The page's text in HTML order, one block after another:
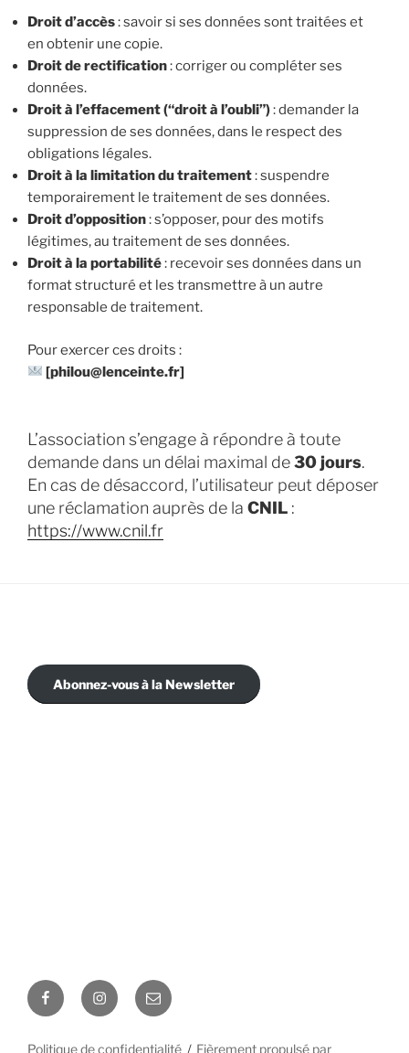
Droit d’accès: savoir si ses données sont traitées et
en obtenir une copie.
Droit de rectification: corriger ou compléter ses
données.
Droit à l’effacement (“droit à l’oubli”): demander la
suppression de ses données, dans le respect des
obligations légales.
Droit à la limitation du traitement: suspendre
temporairement le traitement de ses données.
Droit d’opposition: s’opposer, pour des motifs
légitimes, au traitement de ses données.
Droit à la portabilité: recevoir ses données dans un
format structuré et les transmettre à un autre
responsable de traitement.
Pour exercer ces droits :
[philou@lenceinte.fr]
L’association s’engage à répondre à toute
demande dans un délai maximal de30 jours.
En cas de désaccord, l’utilisateur peut déposer
une réclamation auprès de la CNIL :
https://www.cnil.fr
Abonnez-vous à la Newsletter
FacebookInstagram
E-
mail
Politique de confidentialité Fièrement propulsé par